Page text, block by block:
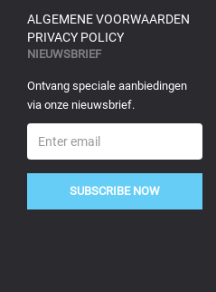
ALGEMENE VOORWAARDEN
PRIVACY POLICY
NIEUWSBRIEF
Ontvang speciale aanbiedingen
via onze nieuwsbrief.
SUBSCRIBE NOW